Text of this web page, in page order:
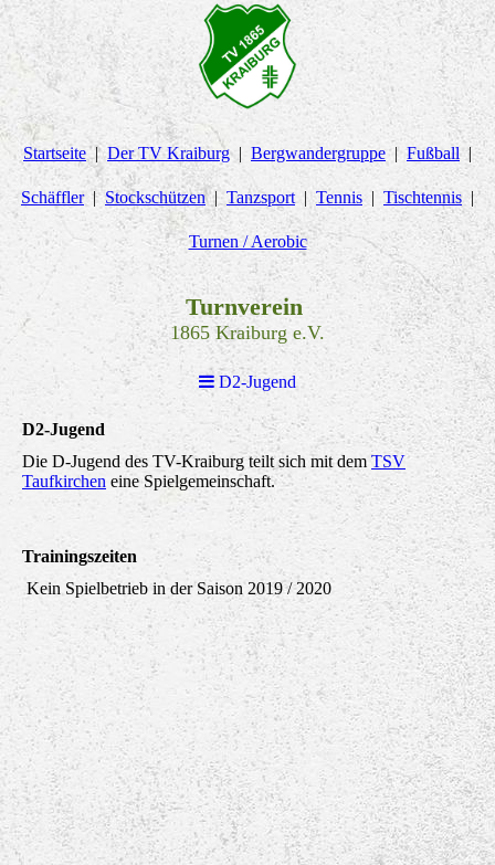
Startseite Der TV Kraiburg Bergwandergruppe Fußball
Schäffler Stockschützen Tanzsport Tennis Tischtennis
Turnen / Aerobic
Turnverein
1865 Kraiburg e.V.
D2-Jugend
D2-Jugend
Die D-Jugend des TV-Kraiburg teilt sich mit dem TSV
Taufkirchen eine Spielgemeinschaft.
Trainingszeiten
Kein Spielbetrieb in der Saison 2019 / 2020